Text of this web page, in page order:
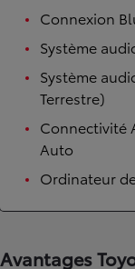
Connexion
Système
Système
Terrestre)
Connectivité
Auto
Ordinateur
Avantages